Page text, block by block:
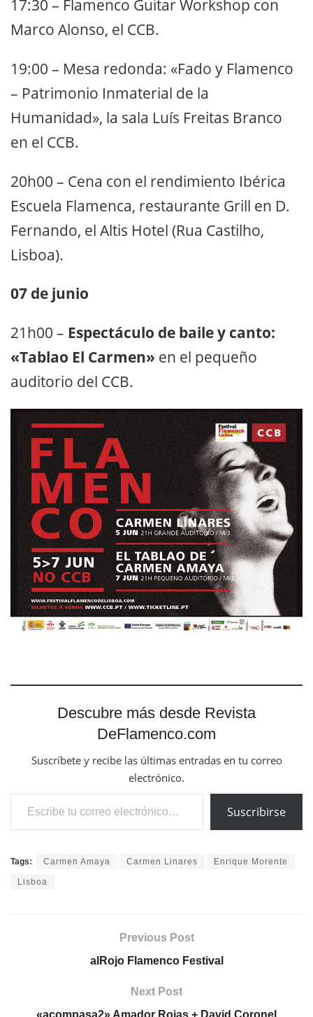
17:30 – Flamenco Guitar Workshop con
Marco Alonso, el CCB.
19:00 – Mesa redonda: «Fado y Flamenco
– Patrimonio Inmaterial de la
Humanidad», la sala Luís Freitas Branco
en el CCB.
20h00 – Cena con el rendimiento Ibérica
Escuela Flamenca, restaurante Grill en D.
Fernando, el Altis Hotel (Rua Castilho,
Lisboa).
07 de junio
21h00 – Espectáculo de baile y canto:
«Tablao El Carmen» en el pequeño
auditorio del CCB.
Descubre más desde Revista
DeFlamenco.com
Suscríbete y recibe las últimas entradas en tu correo
electrónico.
Escribe tu correo electrónico…
Suscribirse
Tags: Carmen Amaya Carmen Linares Enrique Morente
Lisboa
Previous Post
alRojo Flamenco Festival
Next Post